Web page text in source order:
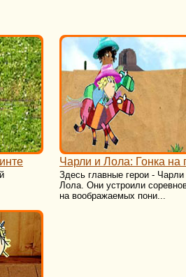
Чарли и Лола: Гонка на
Здесь главные герои - Чарли
Лола. Они устроили
на воображаемых пони...